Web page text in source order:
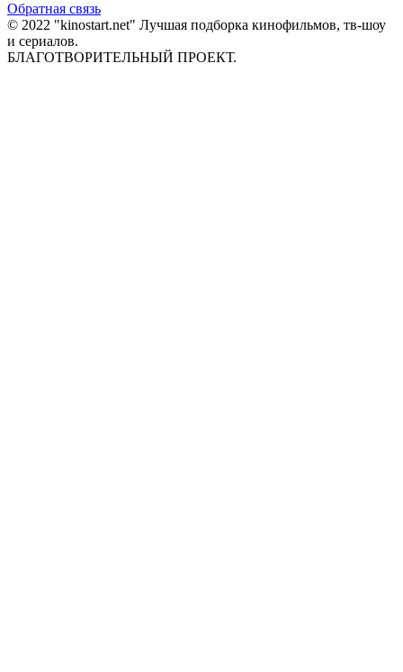
Обратная связь
© 2022 "kinostart.net" Лучшая подборка кинофильмов, тв-шоу
и сериалов.
БЛАГОТВОРИТЕЛЬНЫЙ ПРОЕКТ.